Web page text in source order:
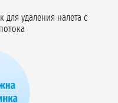
для удаления налета с